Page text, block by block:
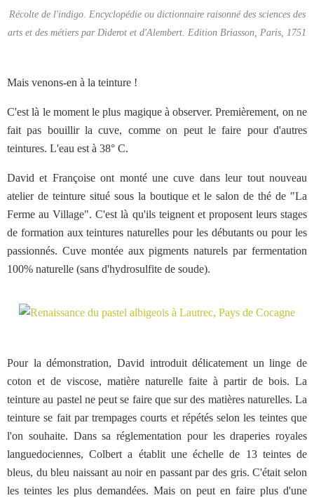
Récolte de l'indigo. Encyclopédie ou dictionnaire raisonné des sciences des
arts et des métiers par Diderot et d'Alembert. Edition Briasson, Paris, 1751
Mais venons-en à la teinture !
C'est là le moment le plus magique à observer. Premièrement, on ne
fait pas bouillir la cuve, comme on peut le faire pour d'autres
teintures. L'eau est à 38° C.
David et Françoise ont monté une cuve dans leur tout nouveau
atelier de teinture situé sous la boutique et le salon de thé de "La
Ferme au Village". C'est là qu'ils teignent et proposent leurs stages
de formation aux teintures naturelles pour les débutants ou pour les
passionnés. Cuve montée aux pigments naturels par fermentation
100% naturelle (sans d'hydrosulfite de soude).
Pour la démonstration, David introduit délicatement un linge de
coton et de viscose, matière naturelle faite à partir de bois. La
teinture au pastel ne peut se faire que sur des matières naturelles. La
teinture se fait par trempages courts et répétés selon les teintes que
l'on souhaite. Dans sa réglementation pour les draperies royales
languedociennes, Colbert a établit une échelle de 13 teintes de
bleus, du bleu naissant au noir en passant par des gris. C'était selon
les teintes les plus demandées. Mais on peut en faire plus d'une